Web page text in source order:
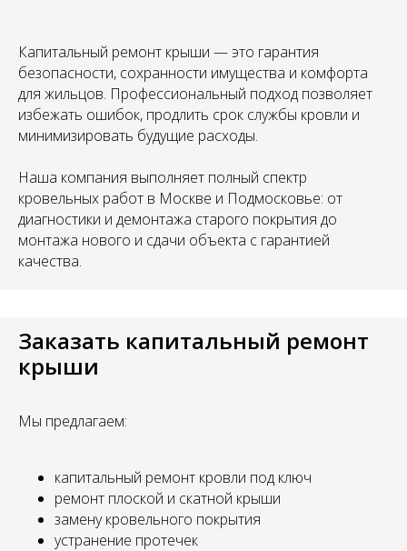
Капитальный ремонт крыши — это гарантия
безопасности, сохранности имущества и комфорта
для жильцов. Профессиональный подход позволяет
избежать ошибок, продлить срок службы кровли и
минимизировать будущие расходы.
Наша компания выполняет полный спектр
кровельных работ в Москве и Подмосковье: от
диагностики и демонтажа старого покрытия до
монтажа нового и сдачи объекта с гарантией
качества.
Заказать капитальный ремонт
крыши
Мы предлагаем:
капитальный ремонт кровли под ключ
ремонт плоской и скатной крыши
замену кровельного покрытия
устранение протечек